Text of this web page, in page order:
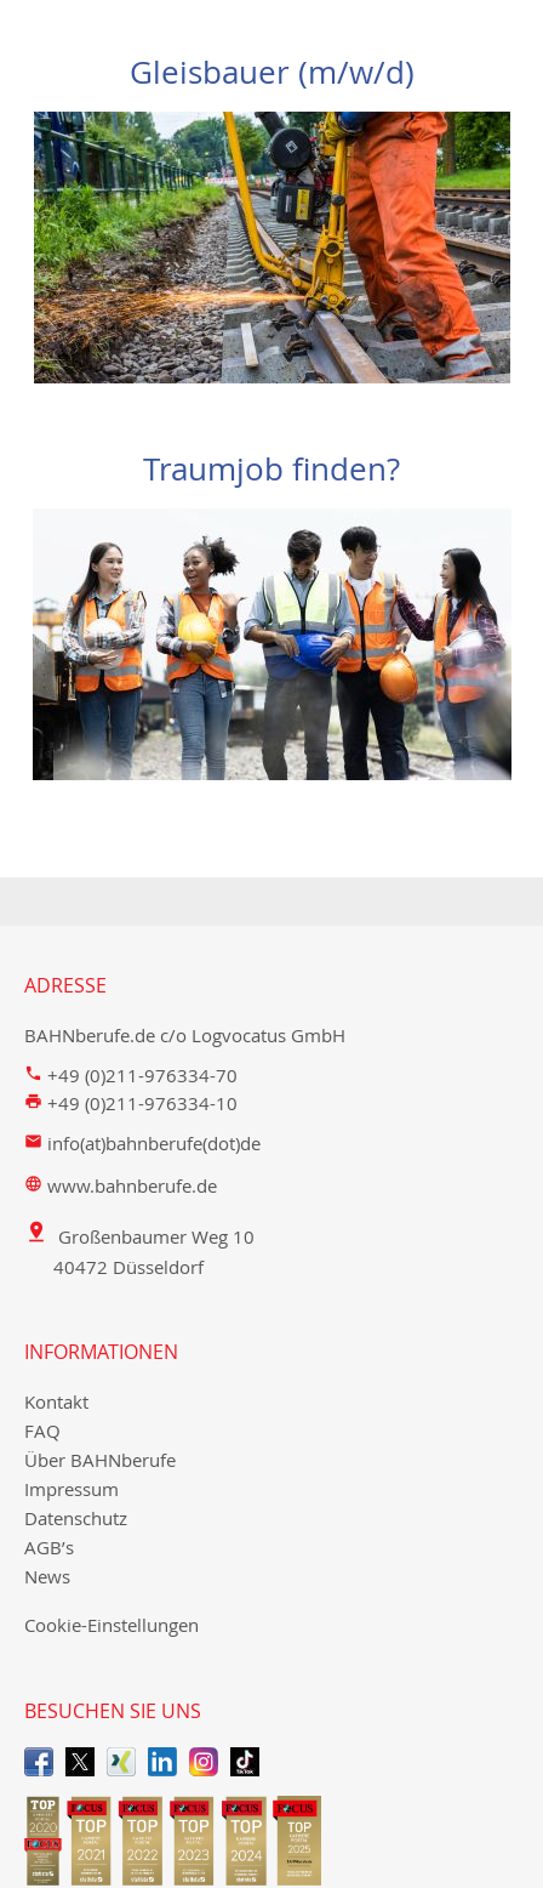
Gleisbauer (m/w/d)
Traumjob finden?
ADRESSE
BAHNberufe.de c/o Logvocatus GmbH
+49 (0)211-976334-70
+49 (0)211-976334-10
info(at)bahnberufe(dot)de
www.bahnberufe.de
Großenbaumer Weg 10
40472 Düsseldorf
INFORMATIONEN
Kontakt
FAQ
Über BAHNberufe
Impressum
Datenschutz
AGB’s
News
Cookie-Einstellungen
BESUCHEN SIE UNS